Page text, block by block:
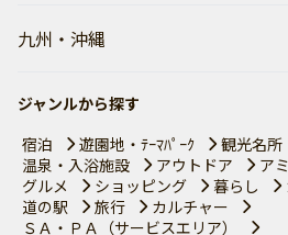
九州・沖縄
ジャンルから探す
宿泊
遊園地・ﾃｰﾏﾊﾟｰｸ 観光名所
温泉・入浴施設
アウトドア
ア
グルメ
ショッピング 暮らし
道の駅
旅行
カルチャー
ＳＡ・ＰＡ（サービスエリア）